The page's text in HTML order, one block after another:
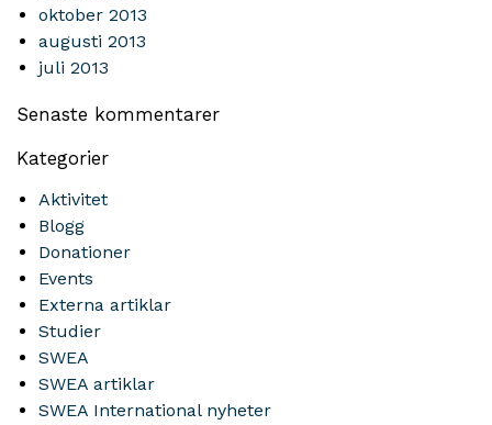
oktober 2013
augusti 2013
juli 2013
Senaste kommentarer
Kategorier
Aktivitet
Blogg
Donationer
Events
Externa artiklar
Studier
SWEA
SWEA artiklar
SWEA International nyheter